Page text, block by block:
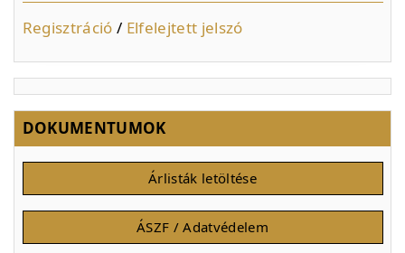
Regisztráció / Elfelejtett jelszó
DOKUMENTUMOK
Árlisták letöltése
ÁSZF / Adatvédelem